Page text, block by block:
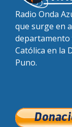
Radio Onda
que surge en
departamento
Católica en la
Puno.